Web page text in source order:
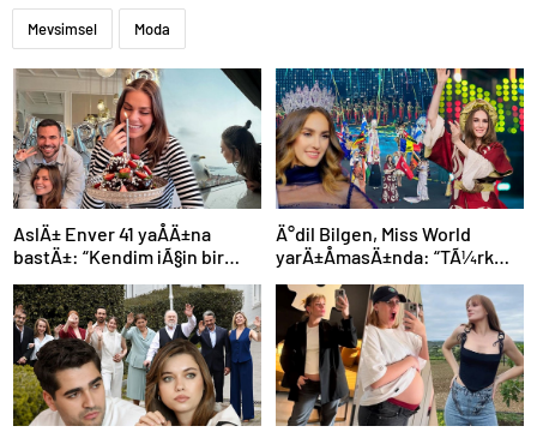
Mevsimsel Moda
AslÄ± Enver 41 yaÅÄ±na
bastÄ±: “Kendim iÃ§in bir
dileÄim yok”
Ä°dil Bilgen, Miss World
yarÄ±ÅmasÄ±nda: “TÃ¼rk
bayraÄÄ±nÄ±
dalgalandÄ±rmak Ã§ok
Ã¶zeldi”